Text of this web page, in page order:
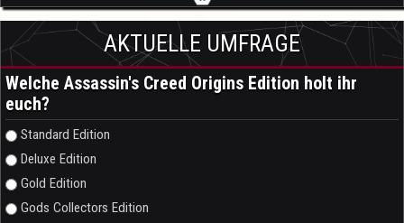
AKTUELLE UMFRAGE
Welche Assassin's Creed Origins Edition holt ihr
euch?
Auswahlmöglichkeiten
Standard Edition
Deluxe Edition
Gold Edition
Gods Collectors Edition